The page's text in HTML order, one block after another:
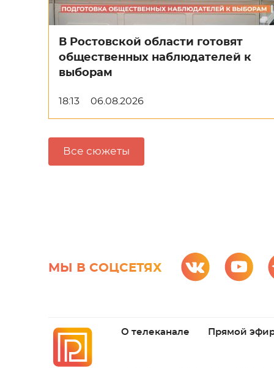
В Ростовской области готовят
общественных наблюдателей к
выборам
18:13 06.08.2026
Все сюжеты
МЫ В СОЦСЕТЯХ
О телеканале Прямой